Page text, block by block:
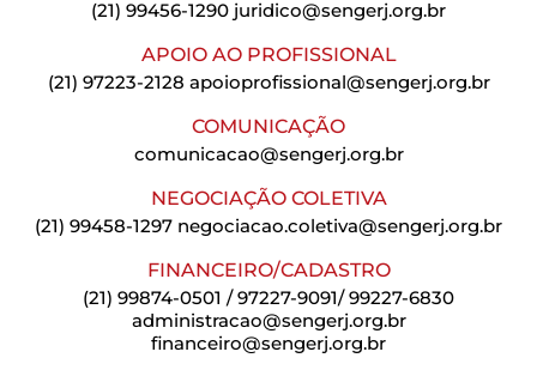
(21) 99456-1290 juridico@sengerj.org.br
APOIO AO PROFISSIONAL
(21) 97223-2128 apoioprofissional@sengerj.org.br
COMUNICAÇÃO
comunicacao@sengerj.org.br
NEGOCIAÇÃO COLETIVA
(21) 99458-1297 negociacao.coletiva@sengerj.org.br
FINANCEIRO/CADASTRO
(21) 99874-0501 / 97227-9091/ 99227-6830
administracao@sengerj.org.br
financeiro@sengerj.org.br